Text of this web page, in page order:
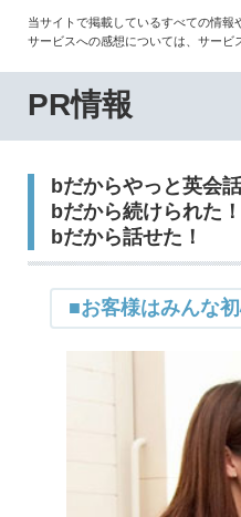
当サイトで掲載しているすべての情報
サービスへの感想については、サービ
PR情報
bだからやっと英会
bだから続けられた！
bだから話せた！
■お客様はみんな